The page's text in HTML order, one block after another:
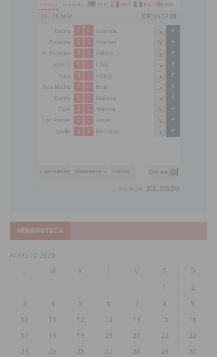
HEMEROTECA
AGOSTO 2026
L
M X J V S
D
1
2
3
4 5 6 7 8
9
10
11 12 13 14 15
16
17
18 19 20 21 22
23
24
25 26 27 28 29
30